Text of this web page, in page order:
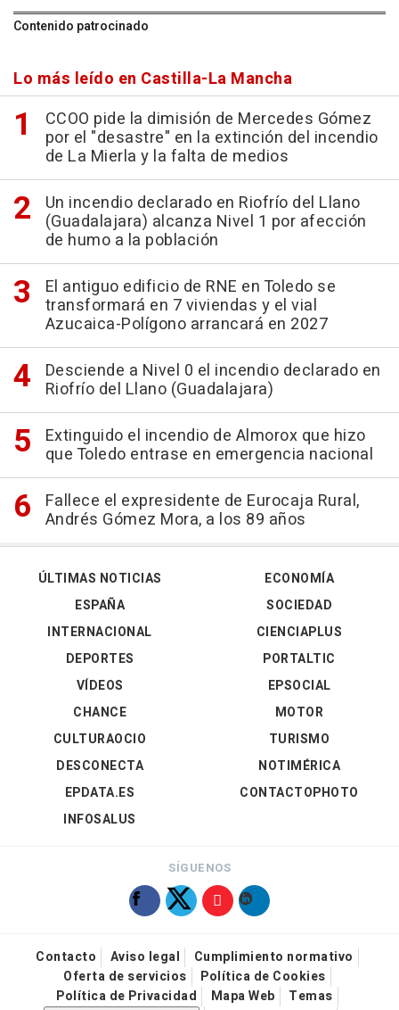
Contenido patrocinado
Lo más leído en Castilla-La Mancha
CCOO pide la dimisión de Mercedes Gómez
por el "desastre" en la extinción del incendio
de La Mierla y la falta de medios
Un incendio declarado en Riofrío del Llano
(Guadalajara) alcanza Nivel 1 por afección
de humo a la población
El antiguo edificio de RNE en Toledo se
transformará en 7 viviendas y el vial
Azucaica-Polígono arrancará en 2027
Desciende a Nivel 0 el incendio declarado en
Riofrío del Llano (Guadalajara)
Extinguido el incendio de Almorox que hizo
que Toledo entrase en emergencia nacional
Fallece el expresidente de Eurocaja Rural,
Andrés Gómez Mora, a los 89 años
ÚLTIMAS NOTICIAS
ESPAÑA
INTERNACIONAL
DEPORTES
VÍDEOS
ECONOMÍA
SOCIEDAD
CIENCIAPLUS
PORTALTIC
EPSOCIAL
CHANCE
CULTURAOCIO
DESCONECTA
EPDATA.ES
INFOSALUS
MOTOR
TURISMO
NOTIMÉRICA
CONTACTOPHOTO
SÍGUENOS
Contacto Aviso legal
Cumplimiento normativo
Oferta de servicios
Política de Cookies
Política de Privacidad
Mapa Web
Temas